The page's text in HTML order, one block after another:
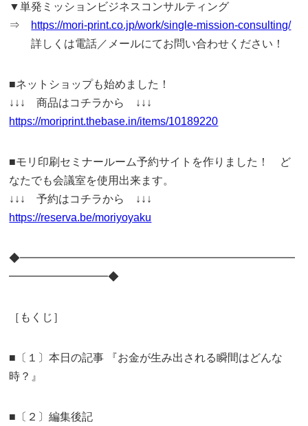
▼単発ミッションビジネスコンサルティング
⇒ https://mori-print.co.jp/work/single-mission-consulting/
詳しくは電話／メールにてお問い合わせください！
■ネットショップも始めました！
↓↓↓ 商品はコチラから ↓↓↓
https://moriprint.thebase.in/items/10189220
■モリ印刷セミナールーム予約サイトを作りました！ ど
なたでも会議室を使用出来ます。
↓↓↓ 予約はコチラから ↓↓↓
https://reserva.be/moriyoyaku
◆━━━━━━━━━━━━━━━━━━━━━━━━━
━━━━━━━━━◆
［もくじ］
■〔１〕本日の記事 『お金が生み出される瞬間はどんな
時？』
■〔２〕編集後記